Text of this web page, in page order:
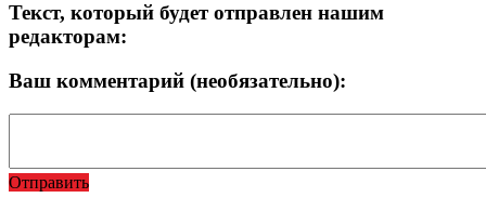
Текст, который будет отправлен нашим
редакторам:
Ваш комментарий (необязательно):
Отправить